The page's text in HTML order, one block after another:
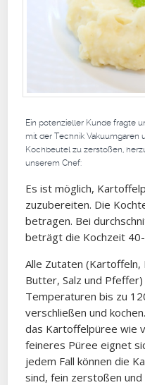
Ein potenzieller Kunde fragte
mit der Technik Vakuumgaren
Kochbeutel zu zerstoßen,
unserem Chef:
Es ist möglich,
zuzubereiten. Die
betragen. Bei
beträgt die Kochzeit
Alle Zutaten (Kartoffeln,
Butter, Salz und
Temperaturen bis zu
verschließen und
das Kartoffelpüree wie
feineres Püree eignet
jedem Fall können die
sind, fein zerstoßen